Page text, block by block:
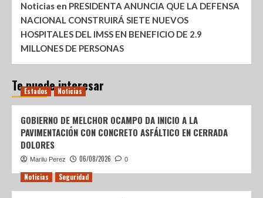
Noticias en PRESIDENTA ANUNCIA QUE LA DEFENSA
NACIONAL CONSTRUIRÁ SIETE NUEVOS
HOSPITALES DEL IMSS EN BENEFICIO DE 2.9
MILLONES DE PERSONAS
Te puede interesar
Estados Noticias
GOBIERNO DE MELCHOR OCAMPO DA INICIO A LA
PAVIMENTACIÓN CON CONCRETO ASFÁLTICO EN CERRADA
DOLORES
Marilu Perez 06/08/2026 0
Noticias Seguridad